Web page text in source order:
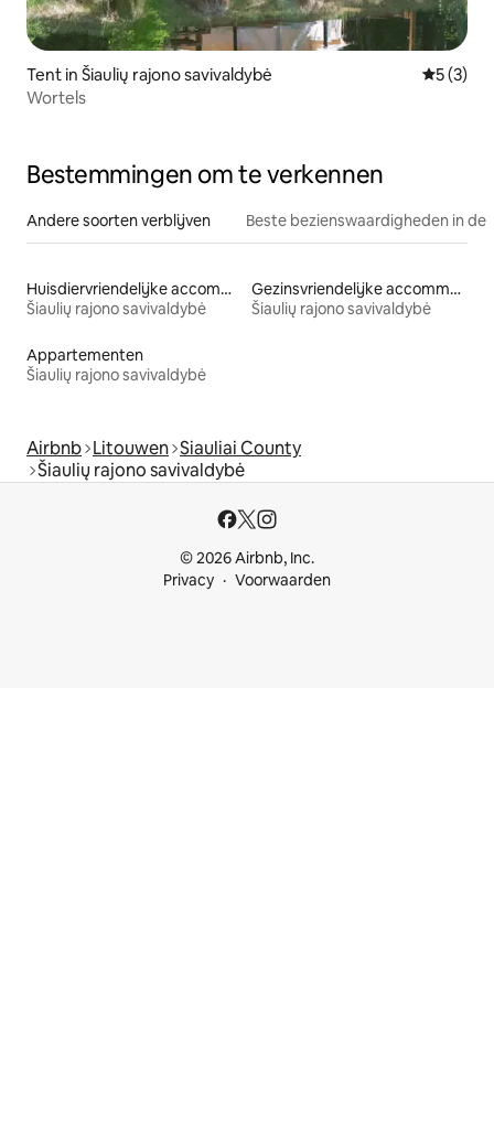
Tent in Šiaulių rajono savivaldybė
5 (3)
Wortels
Bestemmingen om te verkennen
Andere soorten verblijven Beste bezienswaardigheden in de
Huisdiervriendelijke accommodaties
Šiaulių rajono savivaldybė
Gezinsvriendelijke accommodaties
Šiaulių rajono savivaldybė
Appartementen
Šiaulių rajono savivaldybė
Airbnb Litouwen Siauliai County
Šiaulių rajono savivaldybė
© 2026 Airbnb, Inc.
Privacy
Voorwaarden